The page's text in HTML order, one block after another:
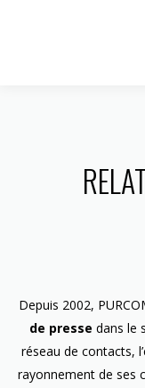
Depuis 2002,
de presse dans le
réseau de contacts,
rayonnement de ses